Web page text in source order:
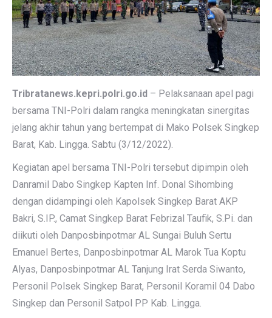
Tribratanews.kepri.polri.go.id – Pelaksanaan apel pagi
bersama TNI-Polri dalam rangka meningkatan sinergitas
jelang akhir tahun yang bertempat di Mako Polsek Singkep
Barat, Kab. Lingga. Sabtu (3/12/2022).
Kegiatan apel bersama TNI-Polri tersebut dipimpin oleh
Danramil Dabo Singkep Kapten Inf. Donal Sihombing
dengan didampingi oleh Kapolsek Singkep Barat AKP
Bakri, S.IP., Camat Singkep Barat Febrizal Taufik, S.Pi. dan
diikuti oleh Danposbinpotmar AL Sungai Buluh Sertu
Emanuel Bertes, Danposbinpotmar AL Marok Tua Koptu
Alyas, Danposbinpotmar AL Tanjung Irat Serda Siwanto,
Personil Polsek Singkep Barat, Personil Koramil 04 Dabo
Singkep dan Personil Satpol PP Kab. Lingga.